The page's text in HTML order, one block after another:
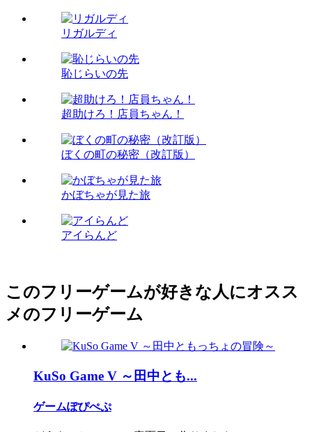
リガルディ
恥じらいの先
超助けろ！店員ちゃん！
ぼくの町の秘密（改訂版）
かぼちゃが見た旅
アイらんど
このフリーゲームが好きな人にオスス
メのフリーゲーム
KuSo Game V ～田中とも...
ゲームぽぴぺぷ